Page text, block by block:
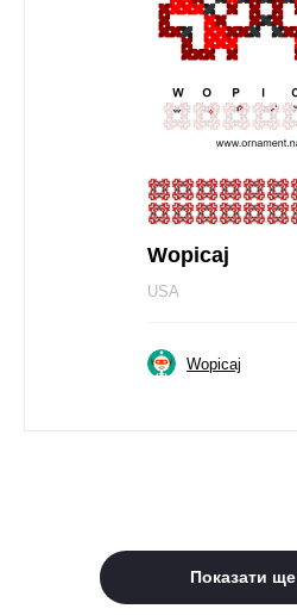
Wopicaj
USA
Wopicaj
Показати ще